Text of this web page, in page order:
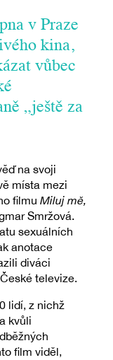
v Praze
kina,
vůbec
„ještě za
na svoji
místa mezi
filmu Miluj mě,
Smržová.
sexuálních
anotace
diváci
televize.
lidí, z nichž
kvůli
film viděl,